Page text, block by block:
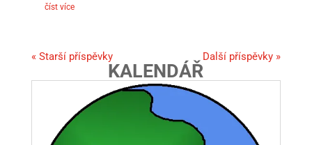
číst více
« Starší příspěvky Další příspěvky »
KALENDÁŘ